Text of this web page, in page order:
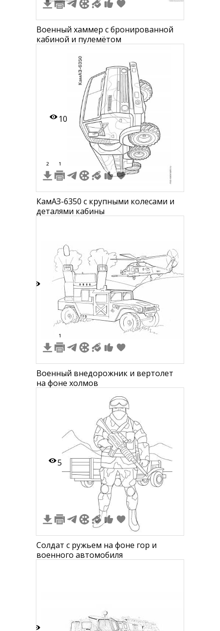
Военный хаммер с бронированной
кабиной и пулемётом
10
2 1
КамАЗ-6350 с крупными колесами и
деталями кабины
1
Военный внедорожник и вертолет
на фоне холмов
5
Солдат с ружьем на фоне гор и
военного автомобиля